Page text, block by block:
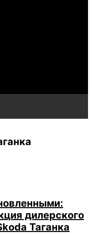
дилерского
Таганка